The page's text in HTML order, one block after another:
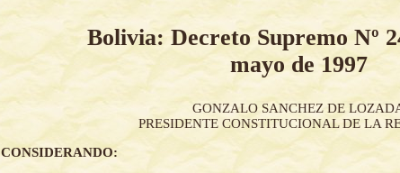
Bolivia: Decreto Supremo Nº
mayo de 1997
GONZALO SANCHEZ DE
PRESIDENTE CONSTITUCIONAL DE LA
CONSIDERANDO: